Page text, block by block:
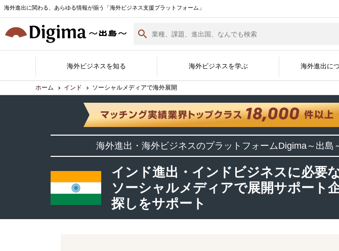
海外進出に関わる、あらゆる情報が揃う「海外ビジネス支援プラットフォーム」
海外ビジネスを知る
各国の最新情報 海外ビジネスノウハウ 海外ビジネスコラム 海外
海外ビジネスを学ぶ
Digima Library
資料ダウンロード
海外進出白書
（最新版）
無料会員登録 海外ビジ
海外進出に
無料相談窓口 サポート企業一覧 サポートジャンル
現地企
開国アポ
サポート企業ができること サポート企業の登録・詳細 資料掲載について 広告掲
Digimaとは 海外イベント実績紹介 メディア掲載実績 よく
ホーム インド ソーシャルメディアで海外展開
海外進出・海外ビジネスのプラットフォームDigima～出島
インド進出・インドビジネスに必要
ソーシャルメディアで展開サポート
探しをサポート